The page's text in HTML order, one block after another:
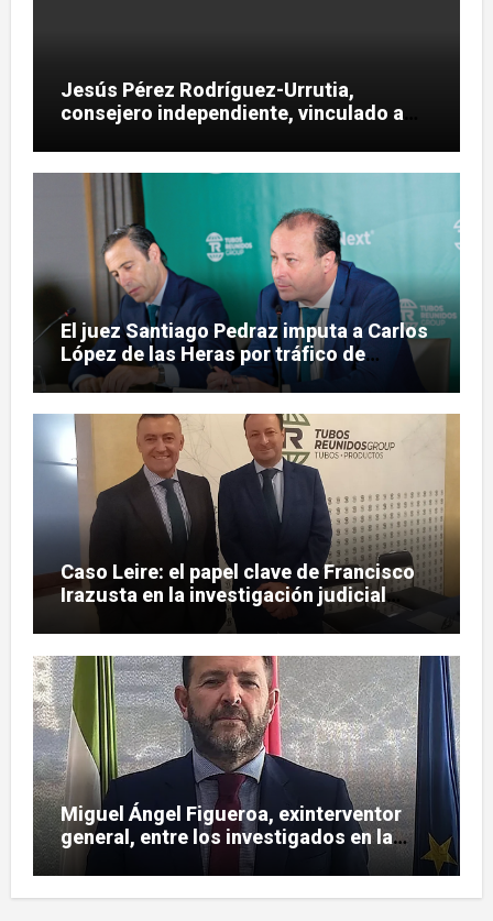
Jesús Pérez Rodríguez-Urrutia,
consejero independiente, vinculado a
Reunidos
El juez Santiago Pedraz imputa a Carlos
López de las Heras por tráfico de
influencias en el caso Leire
Caso Leire: el papel clave de Francisco
Irazusta en la investigación judicial
sobre Tubos Reunidos
Miguel Ángel Figueroa, exinterventor
general, entre los investigados en la
pieza SEPI